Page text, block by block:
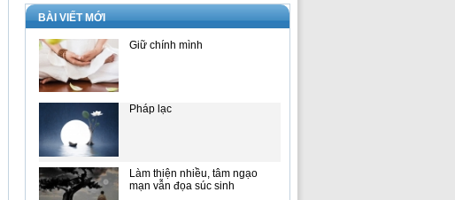
BÀI VIẾT MỚI
Giữ chính mình
Pháp lạc
Làm thiện nhiều, tâm ngạo
mạn vẫn đọa súc sinh